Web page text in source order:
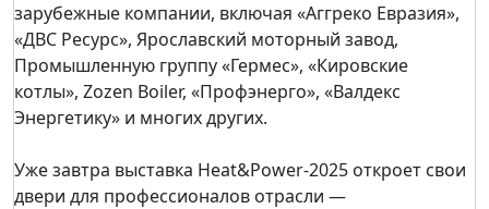
зарубежные компании, включая «Аггреко Евразия»,
«ДВС Ресурс», Ярославский моторный завод,
Промышленную группу «Гермес», «Кировские
котлы», Zozen Boiler, «Профэнерго», «Валдекс
Энергетику» и многих других.
Уже завтра выставка Heat&Power-2025 откроет свои
двери для профессионалов отрасли —